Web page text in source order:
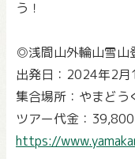
う！
◎浅間山外輪山雪
出発日：2024年2月
集合場所：やまど
ツアー代金：
https://